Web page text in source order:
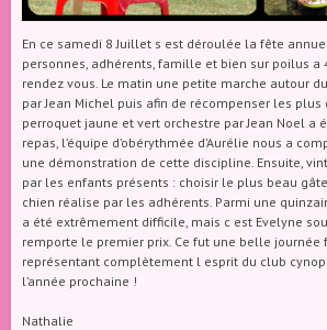
En ce samedi 8 Juillet s est déroulée la fête
personnes, adhérents, famille et bien sur poilus a
rendez vous. Le matin une petite marche autour
par Jean Michel puis afin de récompenser les
perroquet jaune et vert orchestre par Jean Noel a
repas, l’équipe d’obérythmée d’Aurélie nous a
une démonstration de cette discipline. Ensuite,
par les enfants présents : choisir le plus beau
chien réalise par les adhérents. Parmi une
a été extrêmement difficile, mais c est Evelyne
remporte le premier prix. Ce fut une belle journée
représentant complètement l esprit du club
l’année prochaine !
Nathalie